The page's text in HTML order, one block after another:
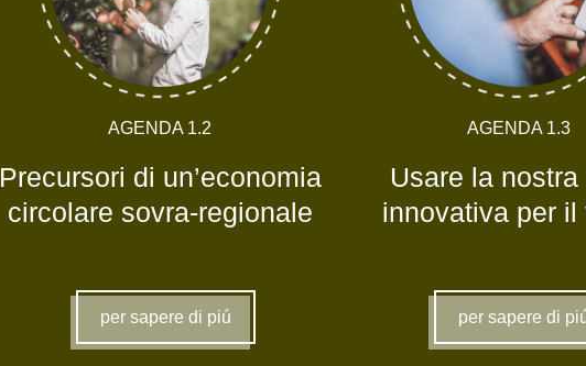
AGENDA 1.2
Precursori di un’economia
circolare sovra-regionale
per sapere di piú
AGENDA 1.3
Usare la nostra
innovativa per il
per sapere di